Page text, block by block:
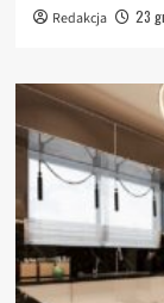
Redakcja 23